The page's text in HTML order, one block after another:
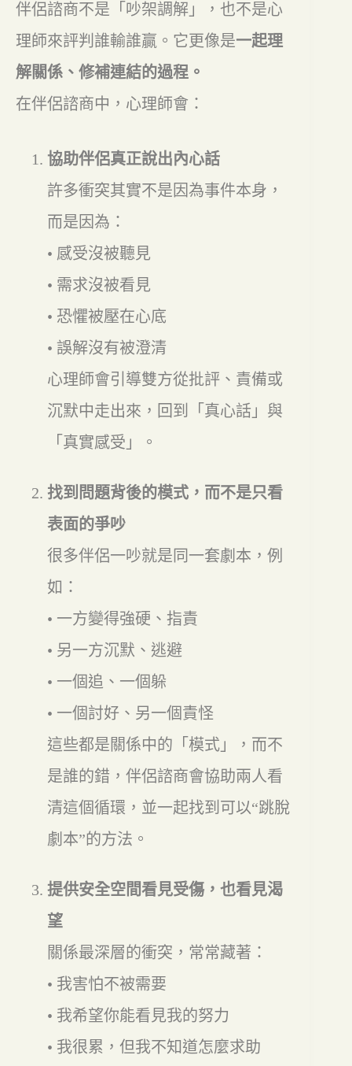
伴侶諮商不是「吵架調解」，也不是心
理師來評判誰輸誰贏。它更像是一起理
解關係、修補連結的過程。
在伴侶諮商中，心理師會：
協助伴侶真正說出內心話
許多衝突其實不是因為事件本身，
而是因為：
• 感受沒被聽見
• 需求沒被看見
• 恐懼被壓在心底
• 誤解沒有被澄清
心理師會引導雙方從批評、責備或
沉默中走出來，回到「真心話」與
「真實感受」。
找到問題背後的模式，而不是只看
表面的爭吵
很多伴侶一吵就是同一套劇本，例
如：
• 一方變得強硬、指責
• 另一方沉默、逃避
• 一個追、一個躲
• 一個討好、另一個責怪
這些都是關係中的「模式」，而不
是誰的錯，伴侶諮商會協助兩人看
清這個循環，並一起找到可以“跳脫
劇本”的方法。
提供安全空間看見受傷，也看見渴
望
關係最深層的衝突，常常藏著：
• 我害怕不被需要
• 我希望你能看見我的努力
• 我很累，但我不知道怎麼求助